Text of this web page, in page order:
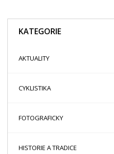
KATEGORIE
AKTUALITY
CYKLISTIKA
FOTOGRAFICKY
HISTORIE A TRADICE